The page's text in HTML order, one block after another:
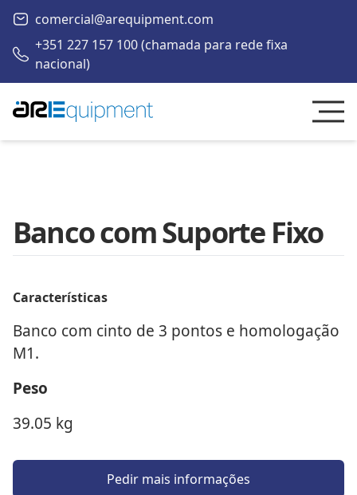
comercial@arequipment.com
+351 227 157 100 (chamada para rede fixa
nacional)
Banco com Suporte Fixo
Características
Banco com cinto de 3 pontos e homologação
M1.
Peso
39.05 kg
Pedir mais informações